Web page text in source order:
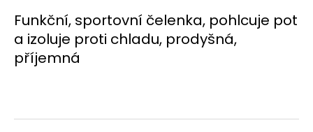
hvězdiček.
Funkční, sportovní čelenka, pohlcuje pot
a izoluje proti chladu, prodyšná,
příjemná
u
č
u
j